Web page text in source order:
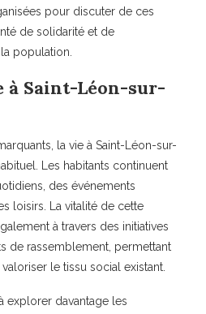
pour discuter de ces
de solidarité et de
population.
à Saint-Léon-sur-
la vie à Saint-Léon-sur-
Les habitants continuent
des événements
loisirs. La vitalité de cette
à travers des initiatives
de rassemblement, permettant
le tissu social existant.
explorer davantage les